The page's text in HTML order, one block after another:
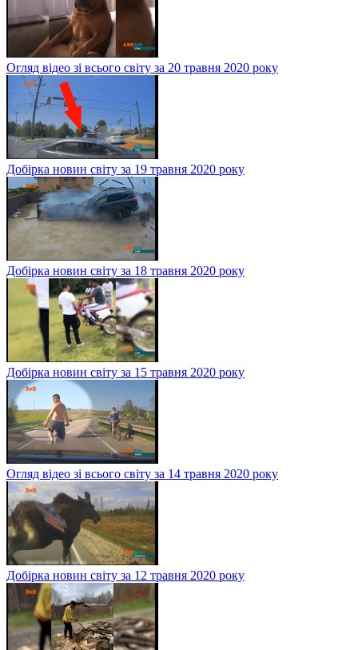
Огляд відео зі всього світу за 20 травня 2020 року
Добірка новин світу за 19 травня 2020 року
Добірка новин світу за 18 травня 2020 року
Добірка новин світу за 15 травня 2020 року
Огляд відео зі всього світу за 14 травня 2020 року
Добірка новин світу за 12 травня 2020 року